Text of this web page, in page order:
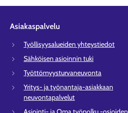
Asiakaspalvelu
Työllisyysalueiden yhteystiedot
Sähköisen asioinnin tuki
Työttömyysturvaneuvonta
Yritys- ja työnantaja-asiakkaan
neuvontapalvelut